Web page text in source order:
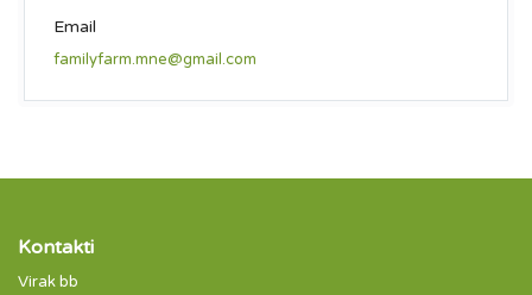
Email
familyfarm.mne@gmail.com
Kontakti
Virak bb